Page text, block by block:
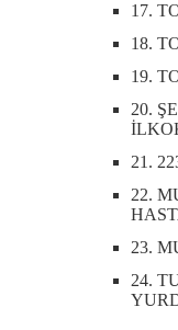
17.
18.
19.
20.
21.
22.
23.
24.